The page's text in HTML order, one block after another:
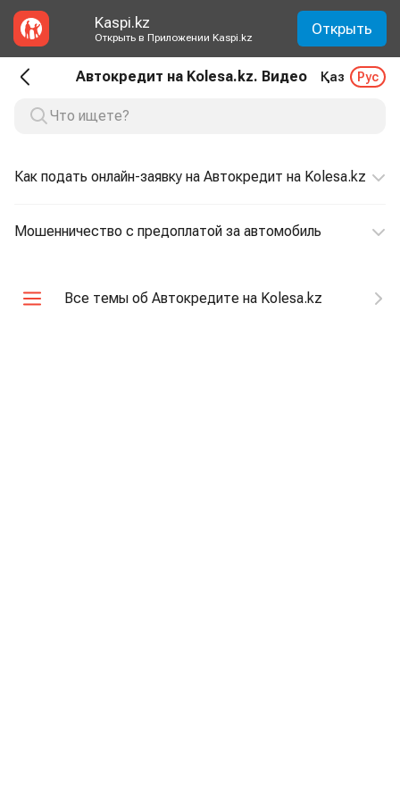
Kaspi.kz
Открыть в Приложении Kaspi.kz Открыть
Автокредит на Kolesa.kz. Видео Қаз Рус
Как подать онлайн-заявку на Автокредит на Kolesa.kz
Мошенничество с предоплатой за автомобиль
Все темы об Автокредите на Kolesa.kz